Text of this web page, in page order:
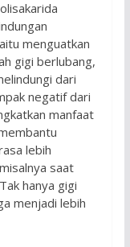
menguatkan
gigi berlubang,
dari
negatif dari
manfaat
lebih
saat
hanya gigi
menjadi lebih